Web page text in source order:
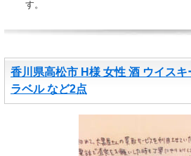
す。
香川県高松市 H様 女性 酒 ウイス
ラベル など2点